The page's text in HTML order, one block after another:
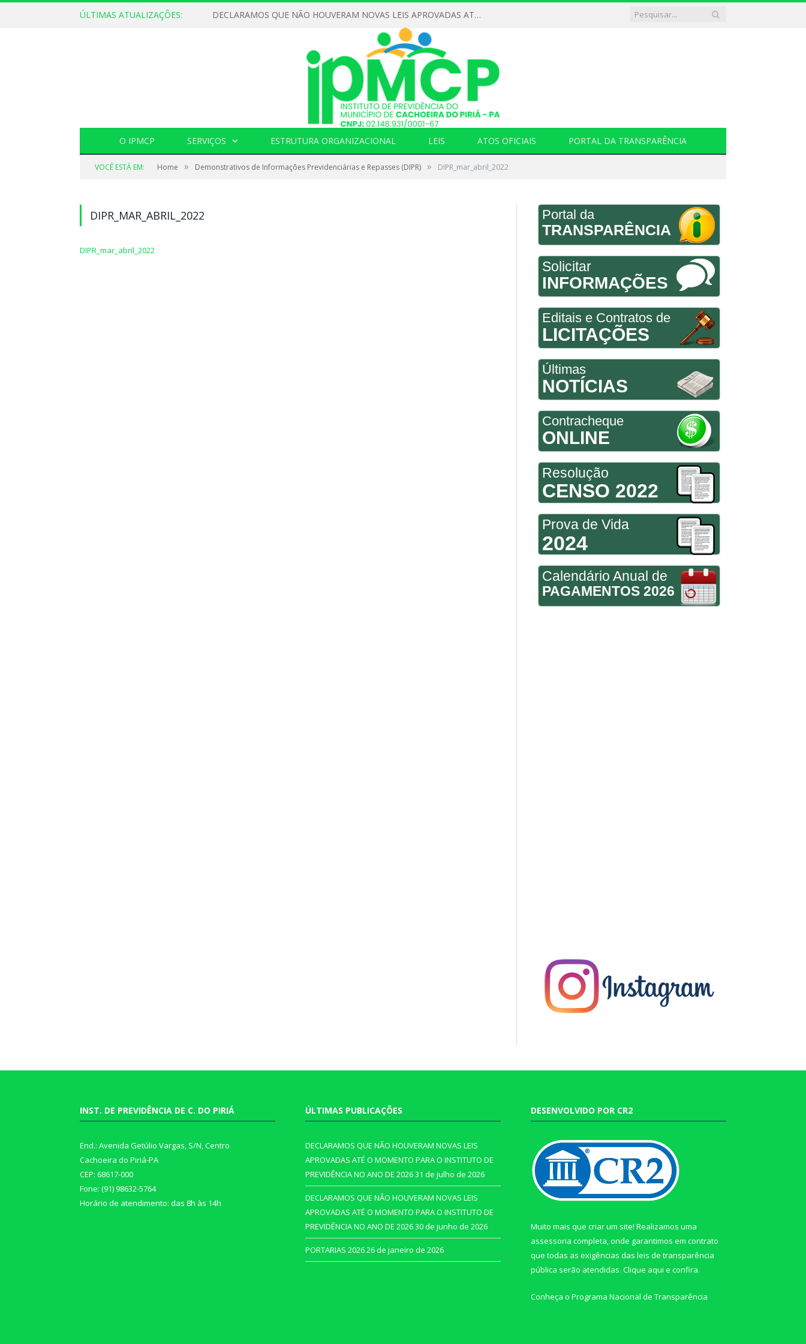
ÚLTIMAS ATUALIZAÇÕES: DECLARAMOS QUE NÃO HOUVERAM NOVAS LEIS APROVADAS ATÉ O MOMENTO PARA O INSTITUTO DE PREVIDÊNCIA NO ANO DE 2026
O IPMCP SERVIÇOS ESTRUTURA ORGANIZACIONAL LEIS ATOS OFICIAIS PORTAL DA TRANSPARÊNCIA
VOCÊ ESTÁ EM: Home » Demonstrativos de Informações Previdenciárias e Repasses (DIPR) » DIPR_mar_abril_2022
DIPR_MAR_ABRIL_2022
DIPR_mar_abril_2022
Portal da
TRANSPARÊNCIA
Solicitar
INFORMAÇÕES
Editais e Contratos de
LICITAÇÕES
Últimas
NOTÍCIAS
Contracheque
ONLINE
Resolução
CENSO 2022
Prova de Vida
2024
Calendário Anual de
PAGAMENTOS 2026
INST. DE PREVIDÊNCIA DE C. DO PIRIÁ
End.: Avenida Getúlio Vargas, S/N, Centro
Cachoeira do Piriá-PA
CEP: 68617-000
Fone: (91) 98632-5764
Horário de atendimento: das 8h às 14h
ÚLTIMAS PUBLICAÇÕES
DECLARAMOS QUE NÃO HOUVERAM NOVAS LEIS
APROVADAS ATÉ O MOMENTO PARA O INSTITUTO DE
PREVIDÊNCIA NO ANO DE 202631 de julho de 2026
DECLARAMOS QUE NÃO HOUVERAM NOVAS LEIS
APROVADAS ATÉ O MOMENTO PARA O INSTITUTO DE
PREVIDÊNCIA NO ANO DE 202630 de junho de 2026
PORTARIAS 202626 de janeiro de 2026
DESENVOLVIDO POR CR2
Muito mais que criar um site! Realizamos uma
assessoria completa, onde garantimos em contrato
que todas as exigências das leis de transparência
pública serão atendidas. Clique aqui e confira.
Conheça o Programa Nacional de Transparência